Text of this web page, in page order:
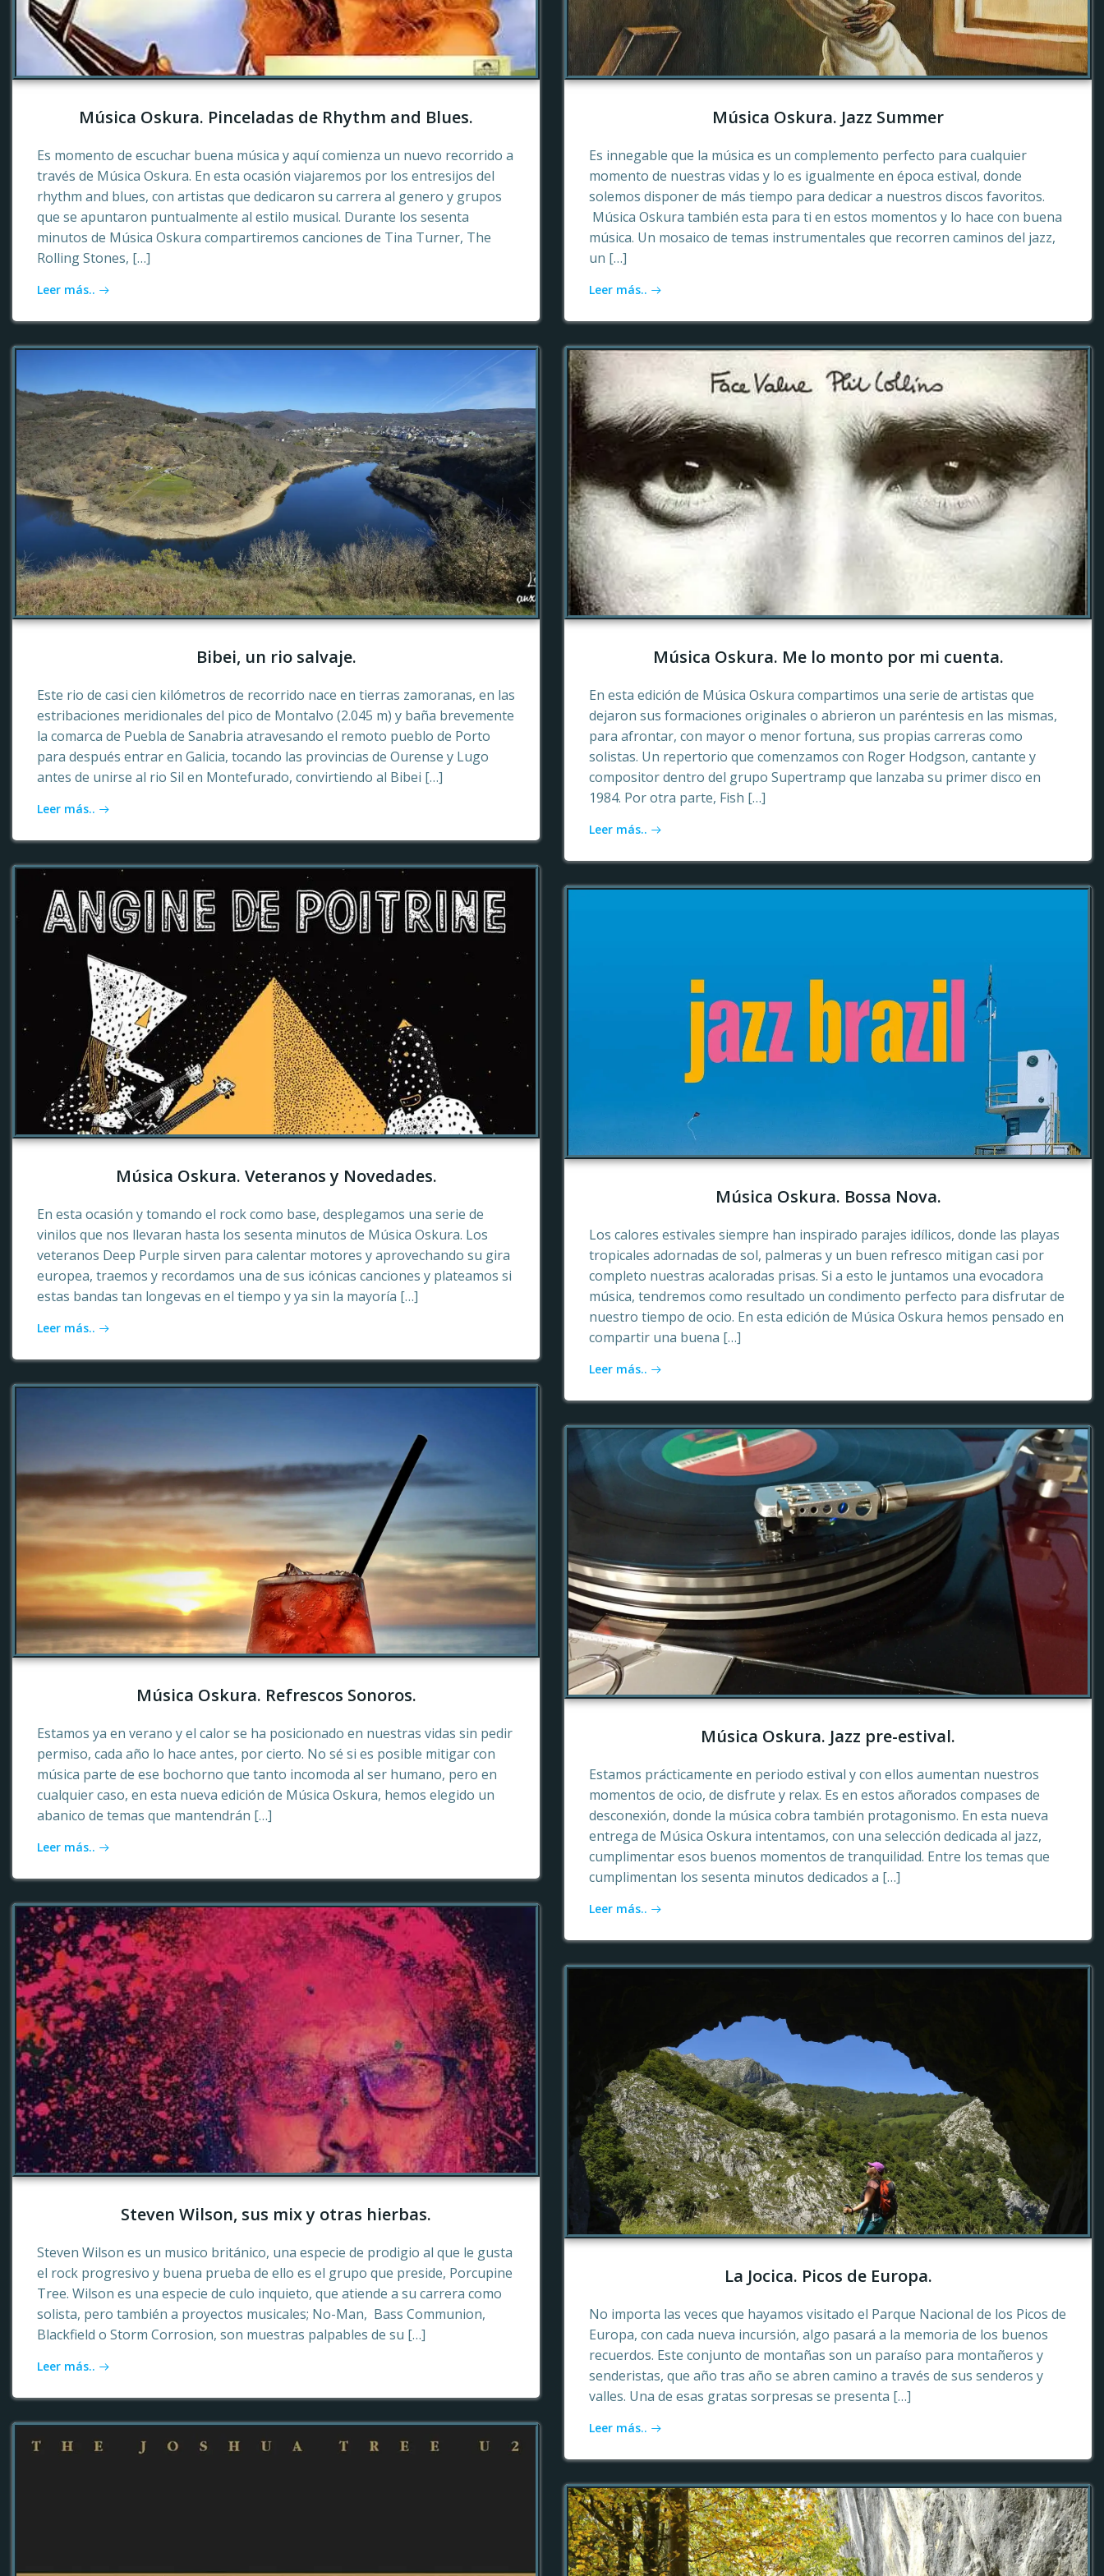
Música Oskura. Pinceladas de Rhythm and Blues.
Es momento de escuchar buena música y aquí comienza un nuevo recorrido a
través de Música Oskura. En esta ocasión viajaremos por los entresijos del
rhythm and blues, con artistas que dedicaron su carrera al genero y grupos
que se apuntaron puntualmente al estilo musical. Durante los sesenta
minutos de Música Oskura compartiremos canciones de Tina Turner, The
Rolling Stones, […]
Leer más..
Música Oskura. Jazz Summer
Es innegable que la música es un complemento perfecto para cualquier
momento de nuestras vidas y lo es igualmente en época estival, donde
solemos disponer de más tiempo para dedicar a nuestros discos favoritos.
Música Oskura también esta para ti en estos momentos y lo hace con buena
música. Un mosaico de temas instrumentales que recorren caminos del jazz,
un […]
Leer más..
Bibei, un rio salvaje.
Este rio de casi cien kilómetros de recorrido nace en tierras zamoranas, en las
estribaciones meridionales del pico de Montalvo (2.045 m) y baña brevemente
la comarca de Puebla de Sanabria atravesando el remoto pueblo de Porto
para después entrar en Galicia, tocando las provincias de Ourense y Lugo
antes de unirse al rio Sil en Montefurado, convirtiendo al Bibei […]
Leer más..
Música Oskura. Me lo monto por mi cuenta.
En esta edición de Música Oskura compartimos una serie de artistas que
dejaron sus formaciones originales o abrieron un paréntesis en las mismas,
para afrontar, con mayor o menor fortuna, sus propias carreras como
solistas. Un repertorio que comenzamos con Roger Hodgson, cantante y
compositor dentro del grupo Supertramp que lanzaba su primer disco en
1984. Por otra parte, Fish […]
Leer más..
Música Oskura. Veteranos y Novedades.
En esta ocasión y tomando el rock como base, desplegamos una serie de
vinilos que nos llevaran hasta los sesenta minutos de Música Oskura. Los
veteranos Deep Purple sirven para calentar motores y aprovechando su gira
europea, traemos y recordamos una de sus icónicas canciones y plateamos si
estas bandas tan longevas en el tiempo y ya sin la mayoría […]
Leer más..
Música Oskura. Bossa Nova.
Los calores estivales siempre han inspirado parajes idílicos, donde las playas
tropicales adornadas de sol, palmeras y un buen refresco mitigan casi por
completo nuestras acaloradas prisas. Si a esto le juntamos una evocadora
música, tendremos como resultado un condimento perfecto para disfrutar de
nuestro tiempo de ocio. En esta edición de Música Oskura hemos pensado en
compartir una buena […]
Leer más..
Música Oskura. Refrescos Sonoros.
Estamos ya en verano y el calor se ha posicionado en nuestras vidas sin pedir
permiso, cada año lo hace antes, por cierto. No sé si es posible mitigar con
música parte de ese bochorno que tanto incomoda al ser humano, pero en
cualquier caso, en esta nueva edición de Música Oskura, hemos elegido un
abanico de temas que mantendrán […]
Leer más..
Música Oskura. Jazz pre-estival.
Estamos prácticamente en periodo estival y con ellos aumentan nuestros
momentos de ocio, de disfrute y relax. Es en estos añorados compases de
desconexión, donde la música cobra también protagonismo. En esta nueva
entrega de Música Oskura intentamos, con una selección dedicada al jazz,
cumplimentar esos buenos momentos de tranquilidad. Entre los temas que
cumplimentan los sesenta minutos dedicados a […]
Leer más..
Steven Wilson, sus mix y otras hierbas.
Steven Wilson es un musico británico, una especie de prodigio al que le gusta
el rock progresivo y buena prueba de ello es el grupo que preside, Porcupine
Tree. Wilson es una especie de culo inquieto, que atiende a su carrera como
solista, pero también a proyectos musicales; No-Man, Bass Communion,
Blackfield o Storm Corrosion, son muestras palpables de su […]
Leer más..
La Jocica. Picos de Europa.
No importa las veces que hayamos visitado el Parque Nacional de los Picos de
Europa, con cada nueva incursión, algo pasará a la memoria de los buenos
recuerdos. Este conjunto de montañas son un paraíso para montañeros y
senderistas, que año tras año se abren camino a través de sus senderos y
valles. Una de esas gratas sorpresas se presenta […]
Leer más..